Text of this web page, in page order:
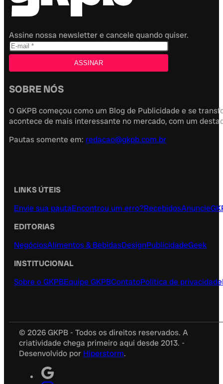
Assine nossa newsletter e cancele quando quiser.
SOBRE NÓS
O GKPB começou como um Blog de Publicidade e se
acontece de mais interessante no mercado, com um
Pautas somente em: redacao@gkpb.com.br
LINKS ÚTEIS
Envie sua pautaEncontrou um erro?RecebidosAnuncie
EDITORIAS
NegóciosAlimentos & BebidasDesignPublicidadeGeek
INSTITUCIONAL
Sobre o GKPBEquipe GKPBContatoPolítica de privacidade
© 2026 GKPB - Todos os direitos reservados. A
criatividade chega primeiro aqui desde 2013. -
Desenvolvido por Hiperstorm.